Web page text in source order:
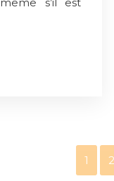
1 2